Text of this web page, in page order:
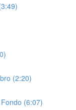
(2:20)
(6:07)